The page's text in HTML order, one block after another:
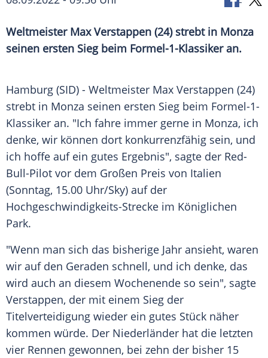
Weltmeister Max Verstappen (24) strebt in Monza
seinen ersten Sieg beim Formel-1-Klassiker an.
Hamburg (SID) - Weltmeister Max Verstappen (24)
strebt in Monza seinen ersten Sieg beim Formel-1-
Klassiker an. "Ich fahre immer gerne in Monza, ich
denke, wir können dort konkurrenzfähig sein, und
ich hoffe auf ein gutes Ergebnis", sagte der Red-
Bull-Pilot vor dem Großen Preis von Italien
(Sonntag, 15.00 Uhr/Sky) auf der
Hochgeschwindigkeits-Strecke im Königlichen
Park.
"Wenn man sich das bisherige Jahr ansieht, waren
wir auf den Geraden schnell, und ich denke, das
wird auch an diesem Wochenende so sein", sagte
Verstappen, der mit einem Sieg der
Titelverteidigung wieder ein gutes Stück näher
kommen würde. Der Niederländer hat die letzten
vier Rennen gewonnen, bei zehn der bisher 15